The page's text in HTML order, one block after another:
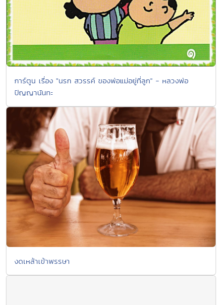
การ์ตูน เรื่อง "นรก สวรรค์ ของพ่อแม่อยู่ที่ลูก" - หลวงพ่อ
ปัญญานันทะ
งดเหล้าเข้าพรรษา